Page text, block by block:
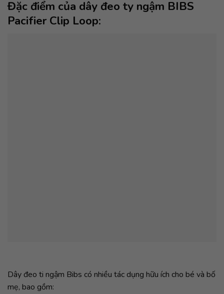
Đặc điểm của dây đeo ty ngậm BIBS
Pacifier Clip Loop:
Dây đeo ti ngậm Bibs có nhiều tác dụng hữu ích cho bé và bố
mẹ, bao gồm: